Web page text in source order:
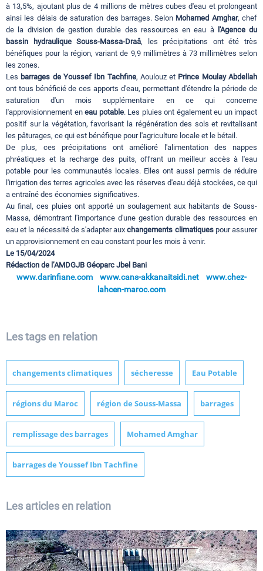
à 13,5%, ajoutant plus de 4 millions de mètres cubes d'eau et prolongeant
ainsi les délais de saturation des barrages. Selon Mohamed Amghar, chef
de la division de gestion durable des ressources en eau à l'Agence du
bassin hydraulique Souss-Massa-Draâ, les précipitations ont été très
bénéfiques pour la région, variant de 9,9 millimètres à 73 millimètres selon
les zones.
Les barrages de Youssef Ibn Tachfine, Aoulouz et Prince Moulay Abdellah
ont tous bénéficié de ces apports d'eau, permettant d'étendre la période de
saturation d'un mois supplémentaire en ce qui concerne
l'approvisionnement en eau potable. Les pluies ont également eu un impact
positif sur la végétation, favorisant la régénération des sols et revitalisant
les pâturages, ce qui est bénéfique pour l'agriculture locale et le bétail.
De plus, ces précipitations ont amélioré l'alimentation des nappes
phréatiques et la recharge des puits, offrant un meilleur accès à l'eau
potable pour les communautés locales. Elles ont aussi permis de réduire
l'irrigation des terres agricoles avec les réserves d'eau déjà stockées, ce qui
a entraîné des économies significatives.
Au final, ces pluies ont apporté un soulagement aux habitants de Souss-
Massa, démontrant l'importance d'une gestion durable des ressources en
eau et la nécessité de s'adapter auxchangements climatiquespour assurer
un approvisionnement en eau constant pour les mois à venir.
Le 15/04/2024
Rédaction de l’AMDGJB Géoparc Jbel Bani
www.darinfiane.com www.cans-akkanaitsidi.net
www.chez-
lahcen-maroc.com
Les tags en relation
changements climatiques sécheresse Eau Potable
régions du Maroc région de Souss-Massa barrages
remplissage des barrages Mohamed Amghar
barrages de Youssef Ibn Tachfine
Les articles en relation